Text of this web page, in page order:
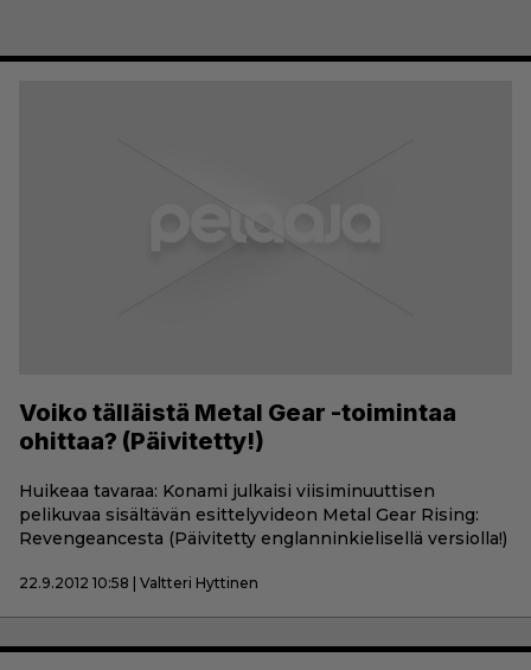
Voiko tälläistä Metal Gear -toimintaa
ohittaa? (Päivitetty!)
Huikeaa tavaraa: Konami julkaisi viisiminuuttisen
pelikuvaa sisältävän esittelyvideon Metal Gear Rising:
Revengeancesta (Päivitetty englanninkielisellä versiolla!)
22.9.2012 10:58 | Valtteri Hyttinen